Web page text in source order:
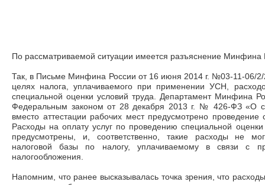
По рассматриваемой ситуации имеется разъяснение Минфина
Так, в Письме Минфина России от 16 июня 2014 г. №03-11-06/2/
целях налога, уплачиваемого при применении УСН,
специальной оценки условий труда. Департамент Минфина
Федеральным законом от 28 декабря 2013 г. № 426-ФЗ «О
вместо аттестации рабочих мест предусмотрено проведение
Расходы на оплату услуг по проведению специальной
предусмотрены, и, соответственно, такие расходы не
налоговой базы по налогу, уплачиваемому в связи с
налогообложения.
Напомним, что ранее высказывалась точка зрения, что